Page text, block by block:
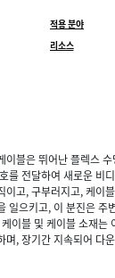
적용 분야
리소스
이블은 뛰어난 플렉스
를 전달하여 새로운 비
이고, 구부러지고, 케이
일으키고, 이 분진은 주
이블 및 케이블 소재는
, 장기간 지속되어 다